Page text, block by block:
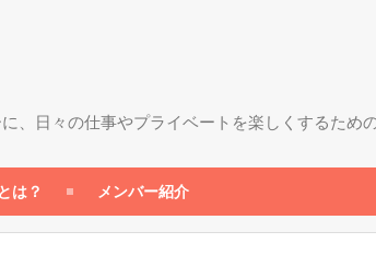
、日々の仕事やプライベートを楽しくするため
は？ メンバー紹介